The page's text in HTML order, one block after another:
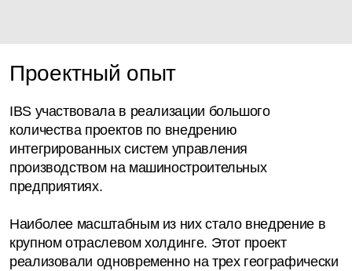
Проектный опыт
IBS участвовала в реализации большого
количества проектов по внедрению
интегрированных систем управления
производством на машиностроительных
предприятиях.
Наиболее масштабным из них стало внедрение в
крупном отраслевом холдинге. Этот проект
реализовали одновременно на трех географически